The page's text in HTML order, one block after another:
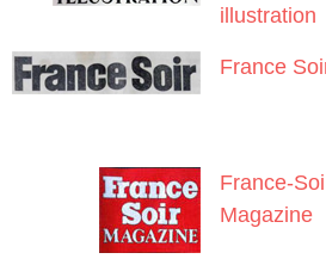
illustration
France
France-
Magazine